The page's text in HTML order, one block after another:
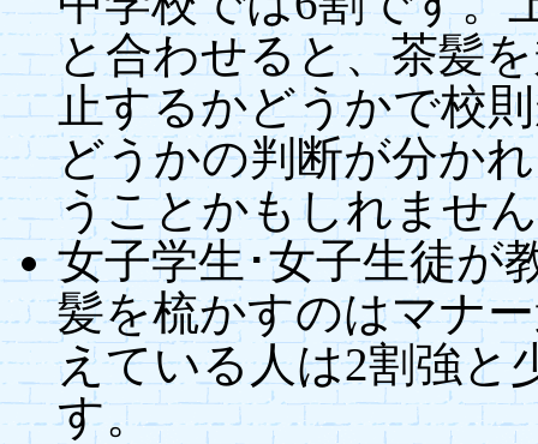
と合わせると、茶髪
止するかどうかで校
どうかの判断が分か
うことかもしれませ
女子学生･女子生徒が
髪を梳かすのはマナ
えている人は2割強と
す。